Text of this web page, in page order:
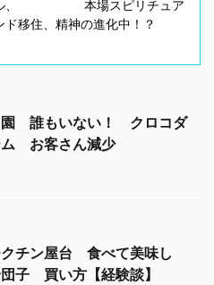
ル、 本場スピリチュア
ド移住、精神の進化中！？
誰もいない！ クロコダ
ム お客さん減少
チン屋台 食べて美味し
子 買い方【経験談】